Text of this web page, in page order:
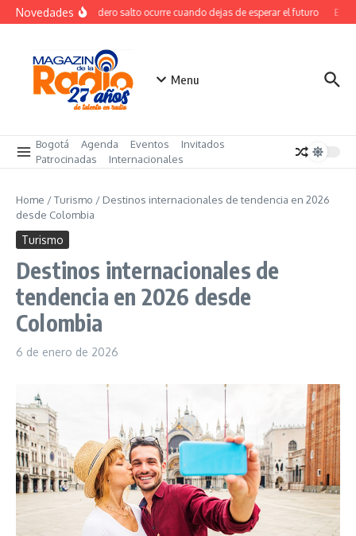
Saltar al contenido
NovedadesEl verdadero salto ocurre cuando dejas de esperar el futuro El
Menu
Bogotá Agenda Eventos
Invitados
Patrocinadas
Internacionales
Home /Turismo / Destinos internacionales de tendencia en 2026
desde Colombia
Turismo
Destinos internacionales de
tendencia en 2026 desde
Colombia
6 de enero de 2026